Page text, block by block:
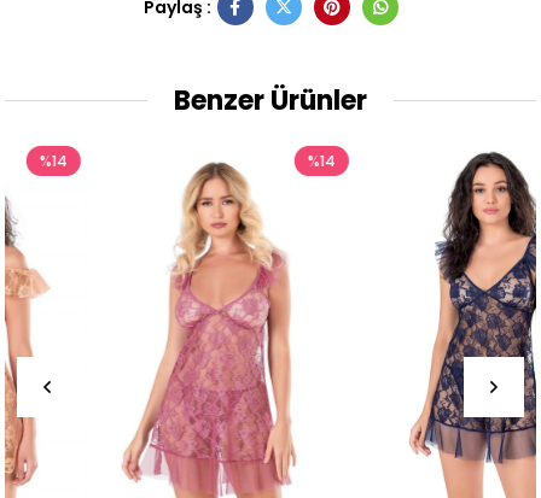
Paylaş :
Benzer Ürünler
%14 %14